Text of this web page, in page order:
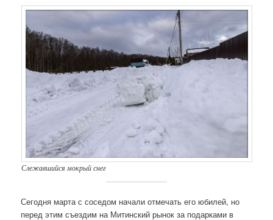
Слежавшийся мокрый снег
Сегодня марта с соседом начали отмечать его юбилей, но
перед этим съездим на Митинский рынок за подарками в